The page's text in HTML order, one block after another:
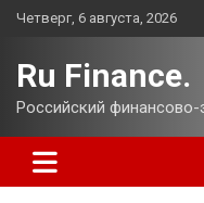
Перейти
Четверг, 6 августа, 2026
Ru Finance.
Российский финансово-